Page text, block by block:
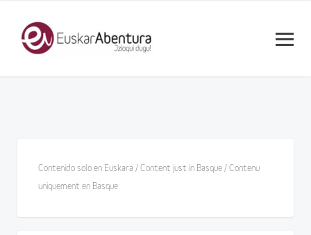
Contenido solo en Euskara / Content just in Basque / Contenu
uniquement en Basque